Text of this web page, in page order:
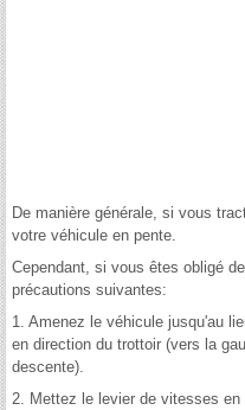
De manière générale, si vous
votre véhicule en pente.
Cependant, si vous êtes obligé
précautions suivantes:
1. Amenez le véhicule jusqu'au
en direction du trottoir (vers la
descente).
2. Mettez le levier de vitesses